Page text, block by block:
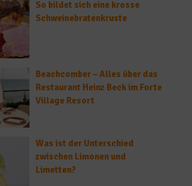
So bildet sich eine krosse
Schweinebratenkruste
Beachcomber – Alles über das
Restaurant Heinz Beck im Forte
Village Resort
Was ist der Unterschied
zwischen Limonen und
Limetten?